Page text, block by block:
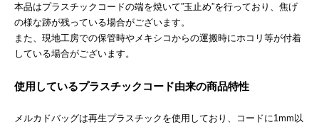
本品はプラスチックコードの端を焼いて”玉止め”を行っており、焦げ
の様な跡が残っている場合がございます。
また、現地工房での保管時やメキシコからの運搬時にホコリ等が付着
している場合がございます。
使用しているプラスチックコード由来の商品特性
メルカドバッグは再生プラスチックを使用しており、コードに1mm以